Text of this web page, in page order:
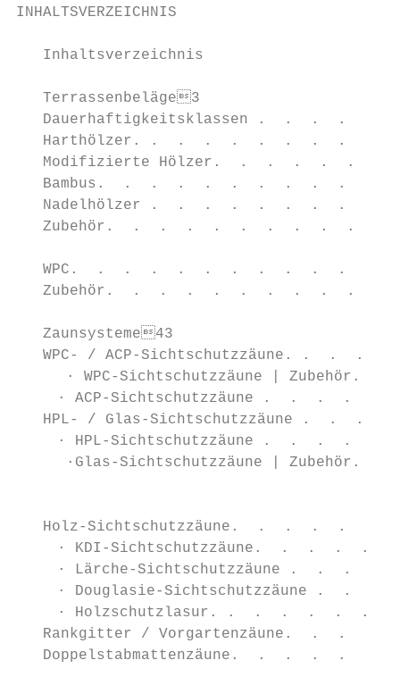
INHALTSVERZEICHNIS
   Inhaltsverzeichnis
Terrassenbeläge3
Dauerhaftigkeitsklassen .  .  .  .  .
Harthölzer. .  .  .  .  .  .  .  .  .
Modifizierte Hölzer.  .  .  .  .  .  .
Bambus.  .  .  .  .  .  .  .  .  .  .
Nadelhölzer .  .  .  .  .  .  .  .  .
Zubehör.  .  .  .  .  .  .  .  .  .  .
WPC.  .  .  .  .  .  .  .  .  .  .  .
Zubehör.  .  .  .  .  .  .  .  .  .  .
Zaunsysteme43
WPC- / ACP-Sichtschutzzäune. .  .  .
· WPC-Sichtschutzzäune | Zubehör.
· ACP-Sichtschutzzäune .  .  .  .  .
HPL- / Glas-Sichtschutzzäune .  .  .
· HPL-Sichtschutzzäune .  .  .  .  .
·Glas-Sichtschutzzäune | Zubehör.
Holz-Sichtschutzzäune.  .  .  .  .  .
· KDI-Sichtschutzzäune.  .  .  .  .
· Lärche-Sichtschutzzäune .  .  .  .
· Douglasie-Sichtschutzzäune .  .  .
· Holzschutzlasur. .  .  .  .  .  .
Rankgitter / Vorgartenzäune.  .  .  .
Doppelstabmattenzäune.  .  .  .  .  .